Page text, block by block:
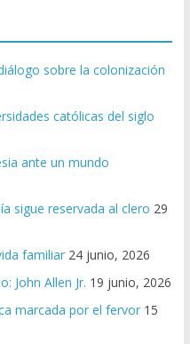
sobre la colonización
católicas del siglo
ante un mundo
sigue reservada al clero 29
familiar 24 junio, 2026
John Allen Jr. 19 junio, 2026
marcada por el fervor 15